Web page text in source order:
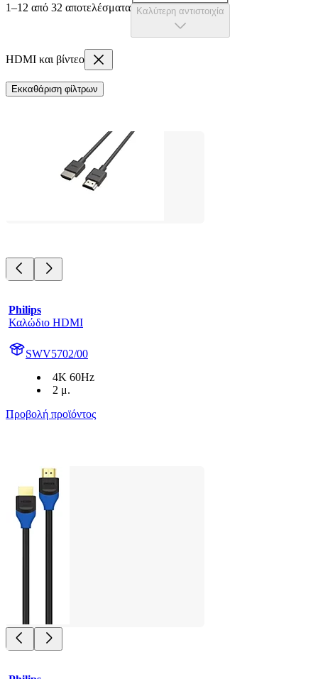
1–12 από 32 αποτελέσματα Καλύτερη αντιστοιχία
HDMI και βίντεο
Εκκαθάριση φίλτρων
Philips
Καλώδιο HDMI
SWV5702/00
4K 60Hz
2 μ.
Προβολή προϊόντος